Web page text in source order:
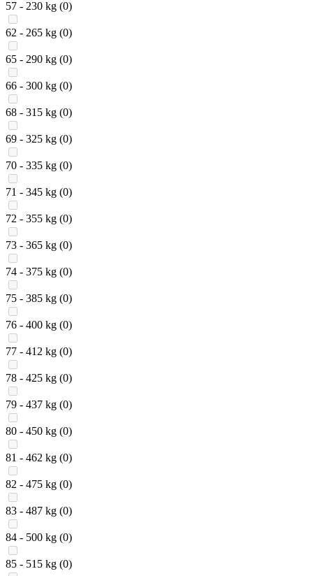
57 - 230 kg (0)
62 - 265 kg (0)
65 - 290 kg (0)
66 - 300 kg (0)
68 - 315 kg (0)
69 - 325 kg (0)
70 - 335 kg (0)
71 - 345 kg (0)
72 - 355 kg (0)
73 - 365 kg (0)
74 - 375 kg (0)
75 - 385 kg (0)
76 - 400 kg (0)
77 - 412 kg (0)
78 - 425 kg (0)
79 - 437 kg (0)
80 - 450 kg (0)
81 - 462 kg (0)
82 - 475 kg (0)
83 - 487 kg (0)
84 - 500 kg (0)
85 - 515 kg (0)